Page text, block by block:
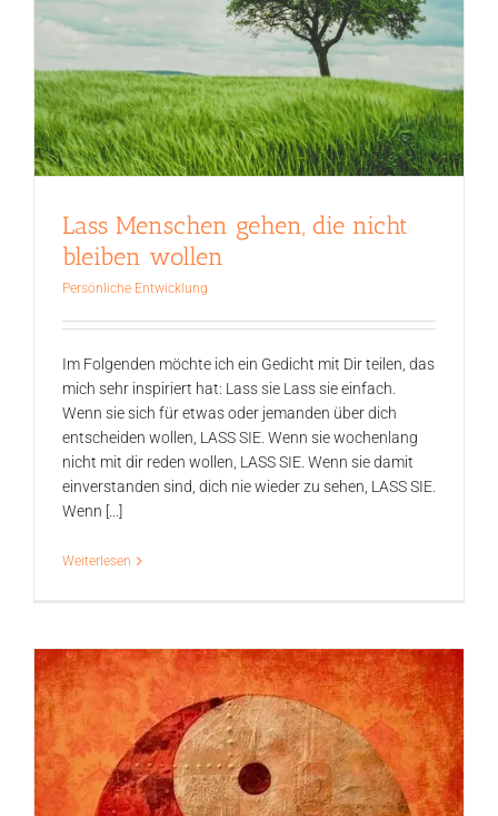
Lass Menschen gehen, die nicht
bleiben wollen
Persönliche Entwicklung
Im Folgenden möchte ich ein Gedicht mit Dir teilen, das
mich sehr inspiriert hat: Lass sie Lass sie einfach.
Wenn sie sich für etwas oder jemanden über dich
entscheiden wollen, LASS SIE. Wenn sie wochenlang
nicht mit dir reden wollen, LASS SIE. Wenn sie damit
einverstanden sind, dich nie wieder zu sehen, LASS SIE.
Wenn [...]
Weiterlesen